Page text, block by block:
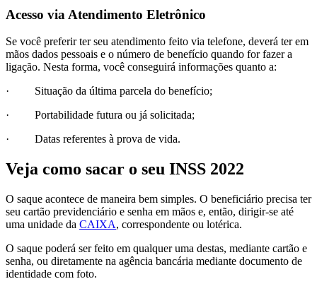
Acesso via Atendimento Eletrônico
Se você preferir ter seu atendimento feito via telefone, deverá ter em
mãos dados pessoais e o número de benefício quando for fazer a
ligação. Nesta forma, você conseguirá informações quanto a:
· Situação da última parcela do benefício;
· Portabilidade futura ou já solicitada;
· Datas referentes à prova de vida.
Veja como sacar o seu INSS 2022
O saque acontece de maneira bem simples. O beneficiário precisa ter
seu cartão previdenciário e senha em mãos e, então, dirigir-se até
uma unidade da CAIXA, correspondente ou lotérica.
O saque poderá ser feito em qualquer uma destas, mediante cartão e
senha, ou diretamente na agência bancária mediante documento de
identidade com foto.